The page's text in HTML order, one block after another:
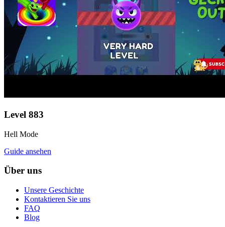
Level 883
Hell Mode
Guide ansehen
Über uns
Unsere Geschichte
Kontaktieren Sie uns
FAQ
Blog